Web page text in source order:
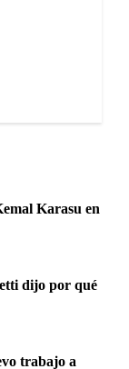
Karasu en
dijo por qué
trabajo a